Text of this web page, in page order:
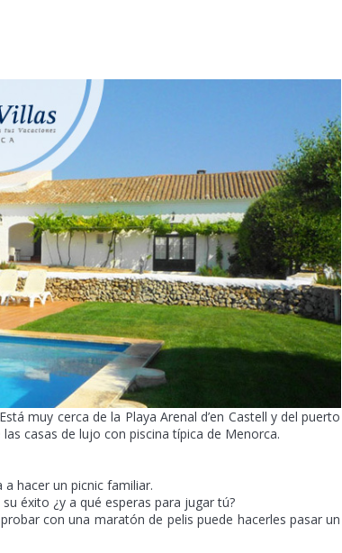
muy cerca de la Playa Arenal d’en Castell y del puerto
casas de lujo con piscina típica de Menorca.
hacer un picnic familiar.
éxito ¿y a qué esperas para jugar tú?
con una maratón de pelis puede hacerles pasar un